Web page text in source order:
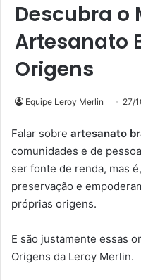
Descubra o
Artesanato
Origens
Equipe Leroy Merlin 27/
Falar sobre artesanato
comunidades e de
ser fonte de renda, mas
preservação e
próprias origens.
E são justamente essas
Origens da Leroy Merlin.